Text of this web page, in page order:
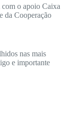
o apoio Caixa
da Cooperação
nas mais
e importante